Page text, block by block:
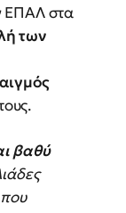
ΕΠΑΛ στα
των
βαθύ